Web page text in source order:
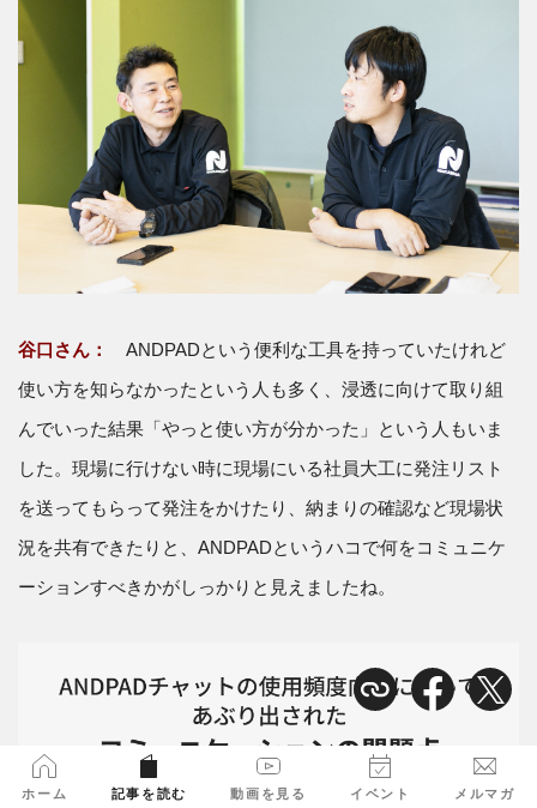
谷口さん： ANDPADという便利な工具を持っていたけれど
使い方を知らなかったという人も多く、浸透に向けて取り組
んでいった結果「やっと使い方が分かった」という人もいま
した。現場に行けない時に現場にいる社員大工に発注リスト
を送ってもらって発注をかけたり、納まりの確認など現場状
況を共有できたりと、ANDPADというハコで何をコミュニケ
ーションすべきかがしっかりと見えましたね。
ホーム 記事を読む 動画を見る イベント メルマガ